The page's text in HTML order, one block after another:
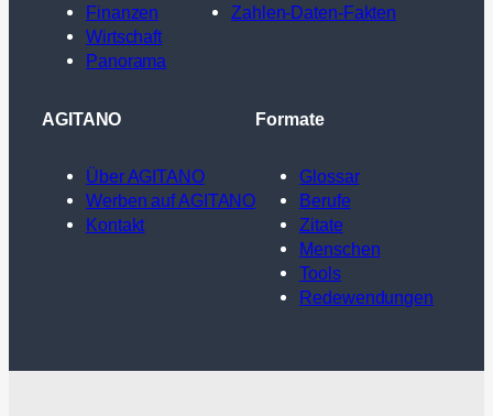
Finanzen
Wirtschaft
Panorama
Zahlen-Daten-Fakten
AGITANO
Über AGITANO
Werben auf AGITANO
Kontakt
Formate
Glossar
Berufe
Zitate
Menschen
Tools
Redewendungen